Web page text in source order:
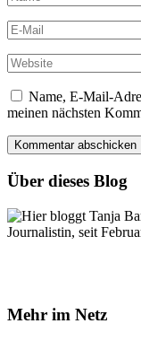
Name, E-Mail-
meinen nächsten
Über dieses Blog
Hier bloggt Tanja
Journalistin, seit
Mehr im Netz